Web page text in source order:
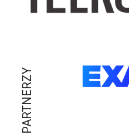
PARTNERZY